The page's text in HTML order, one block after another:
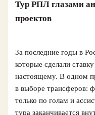
Тур РПЛ глазами
проектов
За последние годы в
которые сделали
настоящему. В одном
в выборе трансферов:
только по голам и
тура заканчивается